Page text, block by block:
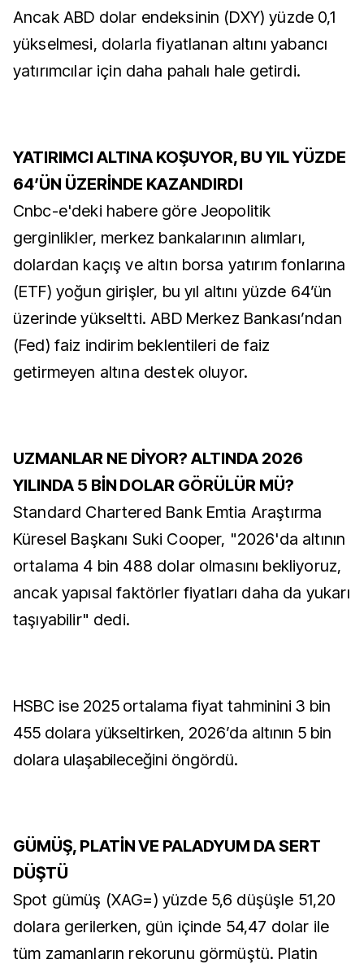
Ancak ABD dolar endeksinin (DXY) yüzde 0,1
yükselmesi, dolarla fiyatlanan altını yabancı
yatırımcılar için daha pahalı hale getirdi.
YATIRIMCI ALTINA KOŞUYOR, BU YIL YÜZDE
64’ÜN ÜZERİNDE KAZANDIRDI
Cnbc-e'deki habere göre Jeopolitik
gerginlikler, merkez bankalarının alımları,
dolardan kaçış ve altın borsa yatırım fonlarına
(ETF) yoğun girişler, bu yıl altını yüzde 64’ün
üzerinde yükseltti. ABD Merkez Bankası’ndan
(Fed) faiz indirim beklentileri de faiz
getirmeyen altına destek oluyor.
UZMANLAR NE DİYOR? ALTINDA 2026
YILINDA 5 BİN DOLAR GÖRÜLÜR MÜ?
Standard Chartered Bank Emtia Araştırma
Küresel Başkanı Suki Cooper, "2026'da altının
ortalama 4 bin 488 dolar olmasını bekliyoruz,
ancak yapısal faktörler fiyatları daha da yukarı
taşıyabilir" dedi.
HSBC ise 2025 ortalama fiyat tahminini 3 bin
455 dolara yükseltirken, 2026’da altının 5 bin
dolara ulaşabileceğini öngördü.
GÜMÜŞ, PLATİN VE PALADYUM DA SERT
DÜŞTÜ
Spot gümüş (XAG=) yüzde 5,6 düşüşle 51,20
dolara gerilerken, gün içinde 54,47 dolar ile
tüm zamanların rekorunu görmüştü. Platin